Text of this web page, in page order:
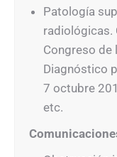
Patología
radiológicas.
Congreso de
Diagnóstico
7 octubre
etc.